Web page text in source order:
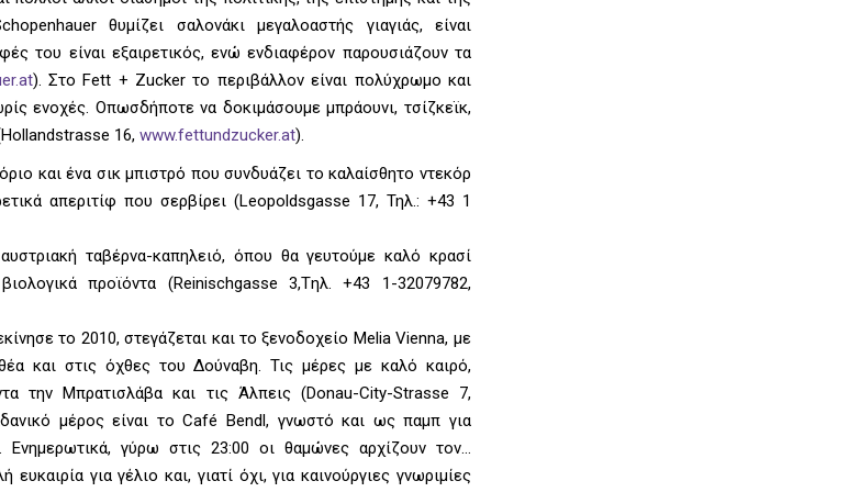
θυμίζει σαλονάκι μεγαλοαστής γιαγιάς, είναι
του είναι εξαιρετικός, ενώ ενδιαφέρον παρουσιάζουν τα
). Στο Fett + Zucker το περιβάλλον είναι πολύχρωμο και
ενοχές. Οπωσδήποτε να δοκιμάσουμε μπράουνι, τσίζκεϊκ,
16, www.fettundzucker.at).
και ένα σικ μπιστρό που συνδυάζει το καλαίσθητο ντεκόρ
απεριτίφ που σερβίρει (Leopoldsgasse 17, Τηλ.: +43 1
ταβέρνα-καπηλειό, όπου θα γευτούμε καλό κρασί
προϊόντα (Reinischgasse 3,Tηλ. +43 1-32079782,
το 2010, στεγάζεται και το ξενοδοχείο Melia Vienna, με
και στις όχθες του Δούναβη. Τις μέρες με καλό καιρό,
την Μπρατισλάβα και τις Άλπεις (Donau-City-Strasse 7,
μέρος είναι το Café Bendl, γνωστό και ως παμπ για
γύρω στις 23:00 οι θαμώνες αρχίζουν τον…
για γέλιο και, γιατί όχι, για καινούργιες γνωριμίες